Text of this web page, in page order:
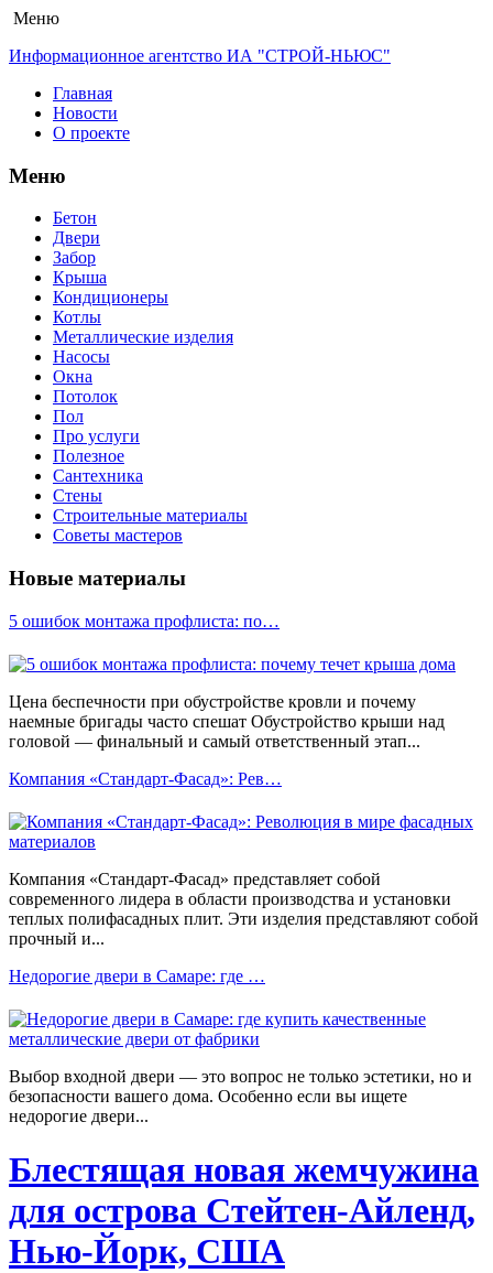
Меню
Информационное агентство ИА "СТРОЙ-НЬЮС"
Главная
Новости
О проекте
Меню
Бетон
Двери
Забор
Крыша
Кондиционеры
Котлы
Металлические изделия
Насосы
Окна
Потолок
Пол
Про услуги
Полезное
Сантехника
Стены
Строительные материалы
Советы мастеров
Новые материалы
5 ошибок монтажа профлиста: по…
Цена беспечности при обустройстве кровли и почему
наемные бригады часто спешат Обустройство крыши над
головой — финальный и самый ответственный этап...
Компания «Стандарт-Фасад»: Рев…
Компания «Стандарт-Фасад» представляет собой
современного лидера в области производства и установки
теплых полифасадных плит. Эти изделия представляют собой
прочный и...
Недорогие двери в Самаре: где …
Выбор входной двери — это вопрос не только эстетики, но и
безопасности вашего дома. Особенно если вы ищете
недорогие двери...
Блестящая новая жемчужина
для острова Стейтен-Айленд,
Нью-Йорк, США